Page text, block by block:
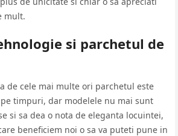
mult.
si parchetul de
de cele mai multe ori parchetul este
timpuri, dar modelele nu mai sunt
si sa dea o nota de eleganta locuintei,
beneficiem noi o sa va puteti pune in